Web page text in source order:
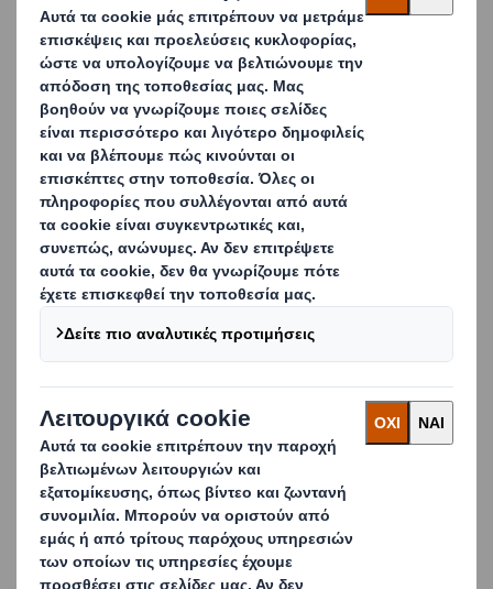
Οδηγήστε τις πωλήσεις εκεί που έχει
μεγαλύτερη σημασία
Σχεδιασμένες σωστά, οι συσκευασίες SRP και RRP
διαδραματίζουν ζωτικό ρόλο στο προωθητικό σας πλάνο,
επιτυγχάνοντας πωλήσεις στο κατάστημα, το κρίσιμο
σημείο πραγματοποίησης της αγοράς. Συνεργαζόμαστε με
τις ομάδες μάρκετινγκ για να διασφαλίσουμε ότι η
συσκευασία σας αντανακλά τα μηνύματα της μάρκας σας,
προσελκύει τα καταναλωτικά βλέμματα στην κατηγορία σας
και συμβάλλει στην επιτυχία των προωθητικών ενεργειών
σας.
Βασικά οφέλη των λύσεων SRP μας:
Περισσότερο απόθεμα και μεγαλύτερη ποικιλία στα
ράφια
Ταχύτερη αναπλήρωση στο κατάστημα
Καλύτερη διαθεσιμότητα προϊόντων
Επικοινωνία και πρόωθηση μάρκας
Επιτυχημένα λανσαρίσματα
Βελτιωμένο merchandising